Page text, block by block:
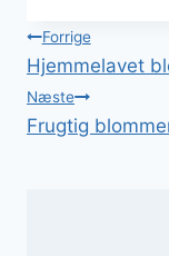
Forrige
Hjemmelavet
Næste
Frugtig